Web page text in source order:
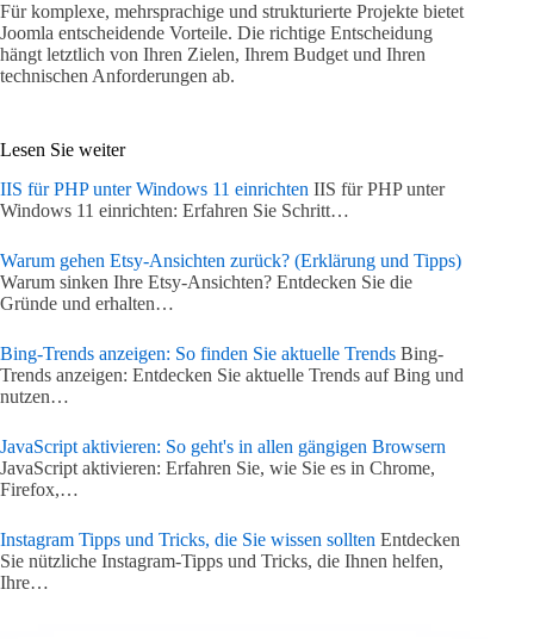
Für komplexe, mehrsprachige und strukturierte Projekte bietet
Joomla entscheidende Vorteile. Die richtige Entscheidung
hängt letztlich von Ihren Zielen, Ihrem Budget und Ihren
technischen Anforderungen ab.
Lesen Sie weiter
IIS für PHP unter Windows 11 einrichten IIS für PHP unter
Windows 11 einrichten: Erfahren Sie Schritt…
Warum gehen Etsy-Ansichten zurück? (Erklärung und Tipps)
Warum sinken Ihre Etsy-Ansichten? Entdecken Sie die
Gründe und erhalten…
Bing-Trends anzeigen: So finden Sie aktuelle Trends Bing-
Trends anzeigen: Entdecken Sie aktuelle Trends auf Bing und
nutzen…
JavaScript aktivieren: So geht's in allen gängigen Browsern
JavaScript aktivieren: Erfahren Sie, wie Sie es in Chrome,
Firefox,…
Instagram Tipps und Tricks, die Sie wissen sollten Entdecken
Sie nützliche Instagram-Tipps und Tricks, die Ihnen helfen,
Ihre…